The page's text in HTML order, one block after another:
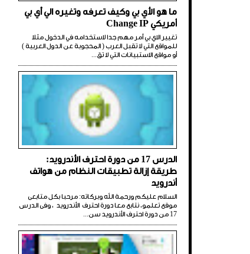
ما هو الأي بي وكيف تعرفه وتغيره الي أي بي
أمريكي Change IP
تغيير الاي بي أمر مهم جدا لاستخدامه في الدخول مثلا
للمواقع التي لا تقبل العرب ( المحجوبة عن الدول العربية )
أو مواقع الاستبيانات التي لا تق...
الدرس 17 من دورة احترف الأندرويد:
طريقة إزالة تطبيقات النظام من هواتف
أندرويد
السلام عليكم ورحمة الله وبركاته: مرحبا بكل متابعى
موقع تعلمو، نتابع معا دورة احترف الأندرويد ، وفى الدرس
17 من دورة احترف الأندرويد سن...